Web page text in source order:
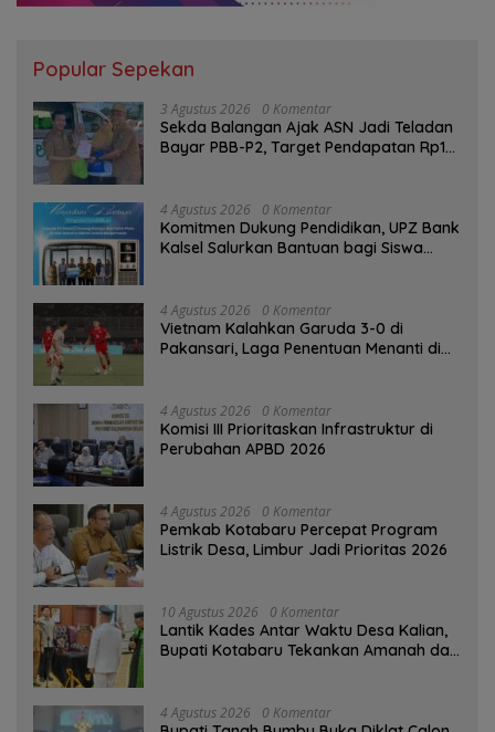
Popular Sepekan
3 Agustus 2026 0 Komentar
Sekda Balangan Ajak ASN Jadi Teladan
Bayar PBB-P2, Target Pendapatan Rp1
4 Agustus 2026 0 Komentar
Komitmen Dukung Pendidikan, UPZ Bank
Kalsel Salurkan Bantuan bagi Siswa
4 Agustus 2026 0 Komentar
Vietnam Kalahkan Garuda 3-0 di
Pakansari, Laga Penentuan Menanti di
4 Agustus 2026 0 Komentar
‎Komisi III Prioritaskan Infrastruktur di
Perubahan APBD 2026
4 Agustus 2026 0 Komentar
Pemkab Kotabaru Percepat Program
Listrik Desa, Limbur Jadi Prioritas 2026
10 Agustus 2026 0 Komentar
Lantik Kades Antar Waktu Desa Kalian,
Bupati Kotabaru Tekankan Amanah dan
4 Agustus 2026 0 Komentar